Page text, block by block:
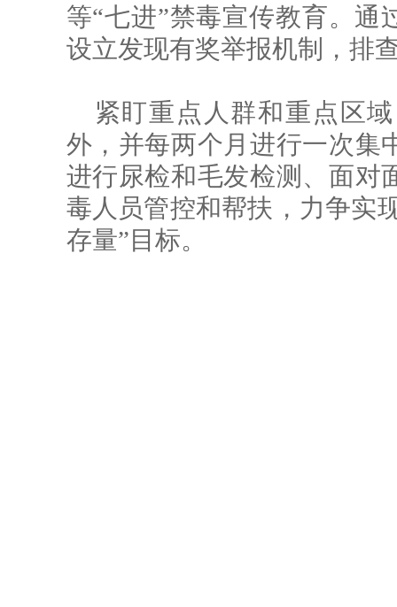
等“七进”禁毒宣传教育。通
设立发现有奖举报机制，排
紧盯重点人群和重点区
外，并每两个月进行一次集
进行尿检和毛发检测、面对
毒人员管控和帮扶，力争实
存量”目标。